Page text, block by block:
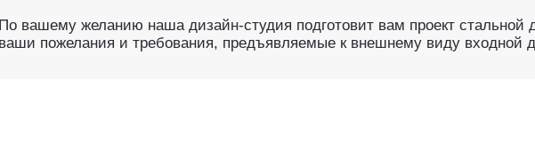
По вашему желанию наша дизайн-студия подготовит вам проект стальной
ваши пожелания и требования, предъявляемые к внешнему виду входной